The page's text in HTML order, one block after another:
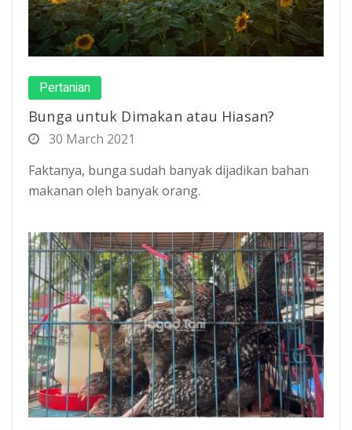
Pertanian
Bunga untuk Dimakan atau Hiasan?
30 March 2021
Faktanya, bunga sudah banyak dijadikan bahan
makanan oleh banyak orang.